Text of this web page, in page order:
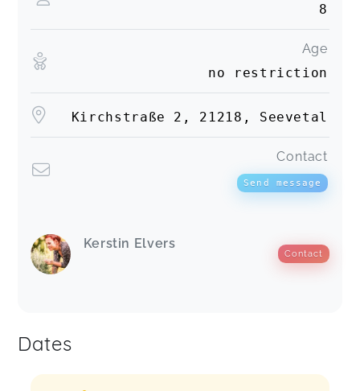
8
Age
no restriction
Kirchstraße 2, 21218, Seevetal
Contact
Send message
Kerstin Elvers
Contact
Dates